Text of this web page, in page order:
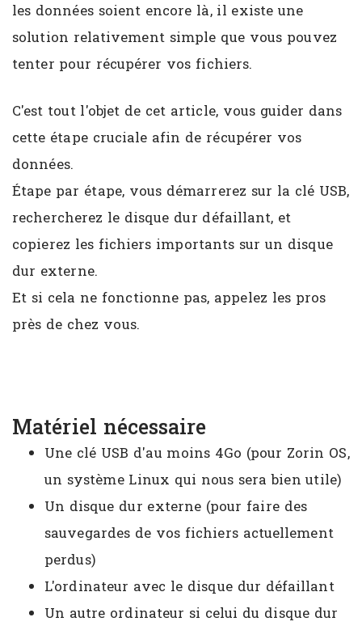
les données soient encore là, il existe une
solution relativement simple que vous pouvez
tenter pour récupérer vos fichiers.
C'est tout l'objet de cet article, vous guider dans
cette étape cruciale afin de récupérer vos
données.
Étape par étape, vous démarrerez sur la clé USB,
rechercherez le disque dur défaillant, et
copierez les fichiers importants sur un disque
dur externe.
Et si cela ne fonctionne pas, appelez les pros
près de chez vous.
Matériel nécessaire
Une clé USB d'au moins 4Go (pour Zorin OS,
un système Linux qui nous sera bien utile)
Un disque dur externe (pour faire des
sauvegardes de vos fichiers actuellement
perdus)
L'ordinateur avec le disque dur défaillant
Un autre ordinateur si celui du disque dur